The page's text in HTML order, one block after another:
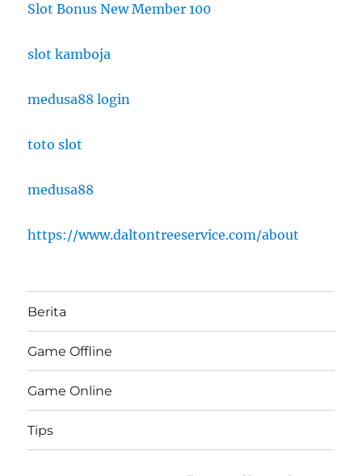
Slot Bonus New Member 100
slot kamboja
medusa88 login
toto slot
medusa88
https://www.daltontreeservice.com/about
Berita
Game Offline
Game Online
Tips